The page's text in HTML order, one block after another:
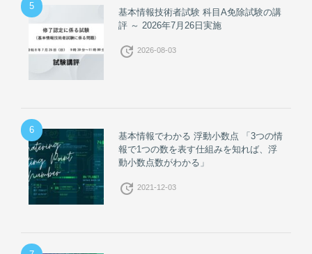
5
基本情報技術者試験 科目A免除試験の講
評 ～ 2026年7月26日実施
update 2026-08-03
6
基本情報でわかる 浮動小数点 「3つの情
報で1つの数を表す仕組みを知れば、浮
動小数点数がわかる」
update 2021-12-03